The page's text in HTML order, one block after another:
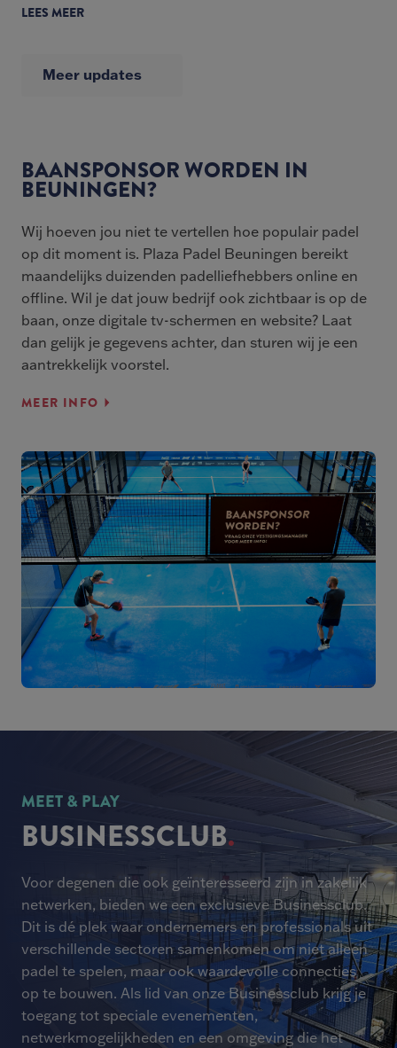
LEES MEER
Meer updates
BAANSPONSOR WORDEN IN
BEUNINGEN?
Wij hoeven jou niet te vertellen hoe populair padel
op dit moment is. Plaza Padel Beuningen bereikt
maandelijks duizenden padelliefhebbers online en
offline. Wil je dat jouw bedrijf ook zichtbaar is op de
baan, onze digitale tv-schermen en website? Laat
dan gelijk je gegevens achter, dan sturen wij je een
aantrekkelijk voorstel.
MEER INFO
MEET & PLAY
BUSINESSCLUB
Voor degenen die ook geïnteresseerd zijn in zakelijk
netwerken, bieden we een exclusieve Businessclub.
Dit is dé plek waar ondernemers en professionals uit
verschillende sectoren samenkomen om niet alleen
padel te spelen, maar ook waardevolle connecties
op te bouwen. Als lid van onze Businessclub krijg je
toegang tot speciale evenementen,
netwerkmogelijkheden en een omgeving die het